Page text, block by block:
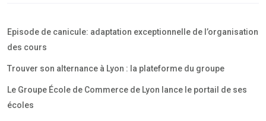
Episode de canicule: adaptation exceptionnelle de l’organisation
des cours
Trouver son alternance à Lyon : la plateforme du groupe
Le Groupe École de Commerce de Lyon lance le portail de ses
écoles